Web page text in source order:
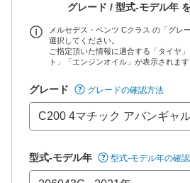
全国平均の車検価格 *
73,850円
*当該価格は車種別の価格となります。
グレード / 型式-モデル年
メルセデス・ベンツ Cクラス の「グレ
選択してください。
ご指定頂いた情報に適合する「タイヤ
ト」「エンジンオイル」が表示されます
グレード グレードの確認方法
型式-モデル年 型式-モデル年の確